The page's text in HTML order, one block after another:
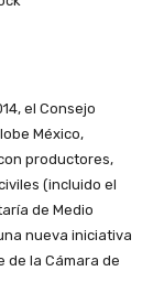
el Consejo
México,
productores,
(incluido el
de Medio
nueva iniciativa
de la Cámara de